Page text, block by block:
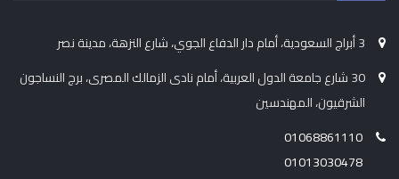
3 أبراج السعودية، أمام دار الدفاع الجوي، شارع النزهة، مدينة نصر
30 شارع جامعة الدول العربية، أمام نادى الزمالك المصرى، برج النساجون
الشرقيون، المهندسين
01068861110
01013030478